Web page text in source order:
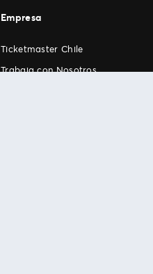
Empresa
Ticketmaster Chile
Trabaja con Nosotros